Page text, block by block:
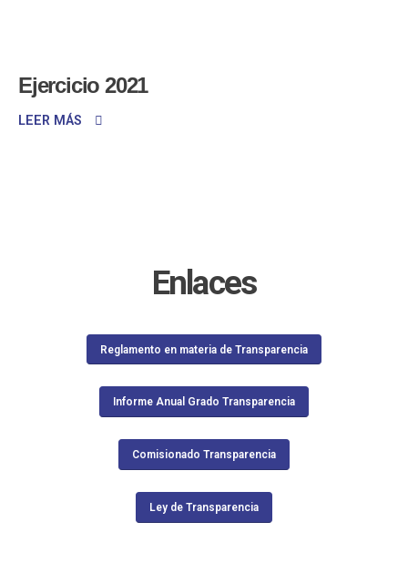
Ejercicio 2021
LEER MÁS
Enlaces
Reglamento en materia de Transparencia
Informe Anual Grado Transparencia
Comisionado Transparencia
Ley de Transparencia